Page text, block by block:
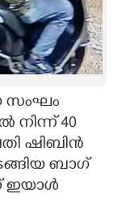
സംഘം
നിന്ന് 40
ഷിബിൻ
ബാഗ്‌
ഇയാൾ